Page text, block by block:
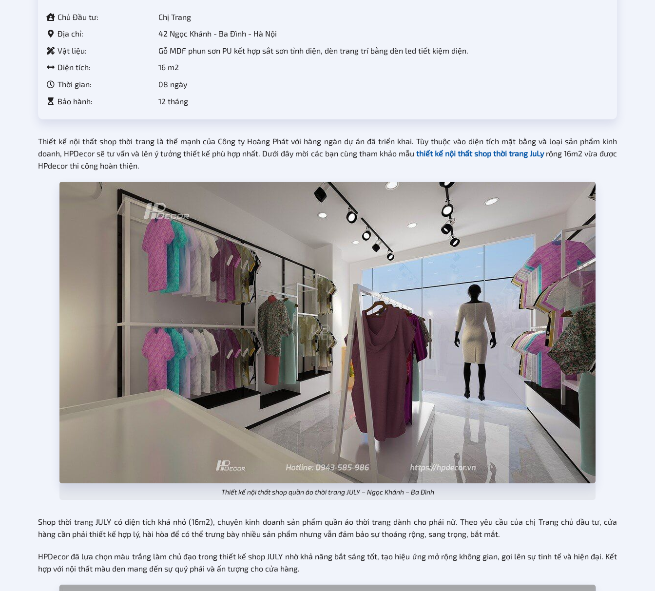
Chủ Đầu tư:
Chị Trang
Địa chỉ:
42 Ngọc Khánh - Ba Đình - Hà Nội
Vật liệu:
Gỗ MDF phun sơn PU kết hợp sắt sơn tỉnh điện, đèn trang trí bằng đèn led tiết kiệm điện.
Diện tích:
16 m2
Thời gian:
08 ngày
Bảo hành:
12 tháng
Thiết kế nội thất shop thời trang là thế mạnh của Công ty Hoàng Phát với hàng ngàn dự án đã triển khai. Tùy thuộc vào diện tích mặt bằng và loại sản phẩm kinh
doanh, HPDecor sẽ tư vấn và lên ý tưởng thiết kế phù hợp nhất. Dưới đây mời các bạn cùng tham khảo mẫu thiết kế nội thất shop thời trang JuLyrộng 16m2 vừa được
HPdecor thi công hoàn thiện.
Thiết kế nội thất shop quần áo thời trang JULY – Ngọc Khánh – Ba Đình
Shop thời trang JULY có diện tích khá nhỏ (16m2), chuyên kinh doanh sản phẩm quần áo thời trang dành cho phái nữ. Theo yêu cầu của chị Trang chủ đầu tư, cửa
hàng cần phải thiết kế hợp lý, hài hòa để có thể trưng bày nhiều sản phẩm nhưng vẫn đảm bảo sự thoáng rộng, sang trọng, bắt mắt.
HPDecor đã lựa chọn màu trắng làm chủ đạo trong thiết kế shop JULY nhờ khả năng bắt sáng tốt, tạo hiệu ứng mở rộng không gian, gợi lên sự tinh tế và hiện đại. Kết
hợp với nội thất màu đen mang đến sự quý phái và ấn tượng cho cửa hàng.